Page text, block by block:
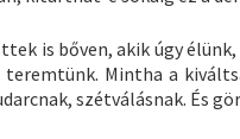
is bőven, akik úgy
Mintha a
szétválásnak. És